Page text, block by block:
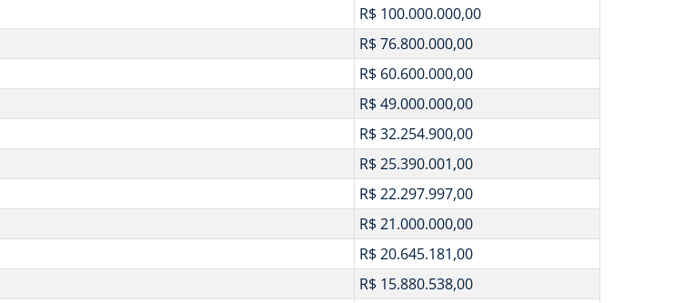
R$ 100.000.000,00
R$ 76.800.000,00
R$ 60.600.000,00
R$ 49.000.000,00
R$ 32.254.900,00
R$ 25.390.001,00
R$ 22.297.997,00
R$ 21.000.000,00
R$ 20.645.181,00
R$ 15.880.538,00